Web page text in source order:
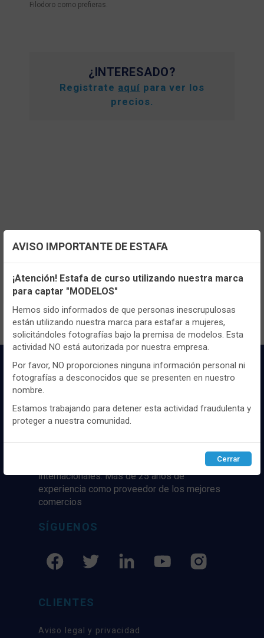
Filodoro como prefieras.
¿INTERESADO?
Registrate aquí para ver los
precios.
TENEMOS MUCHOS MÁS !
contenido y los precios.
internacionales. Más de 25 años de
experiencia como proveedor de los mejores
comercios
SÍGUENOS
CLIENTES
Aviso legal y privacidad
Configuración de cookies
Utilizamos cookies propias y de terceros, de sesión o
persistentes, para hacer funcionar de manera segura nuestra
página web y personalizar su contenido.
Igualmente, utilizamos cookies para medir y obtener datos de
la navegación que realizas y para ajustar el contenido a tus
gustos y preferencias.
Puedesconfigurary aceptar el uso de cookies a tu gusto.
Para obtener más información visita nuestra
cookies .
Configurar Rechazar ACEPTAR
AVISO IMPORTANTE DE ESTAFA
¡Atención! Estafa de curso utilizando nuestra marca
para captar "MODELOS"
Hemos sido informados de que personas inescrupulosas
están utilizando nuestra marca para estafar a mujeres,
solicitándoles fotografías bajo la premisa de modelos. Esta
actividad NO está autorizada por nuestra empresa.
Por favor, NO proporciones ninguna información personal ni
fotografías a desconocidos que se presenten en nuestro
nombre.
Estamos trabajando para detener esta actividad fraudulenta y
proteger a nuestra comunidad.
Cerrar